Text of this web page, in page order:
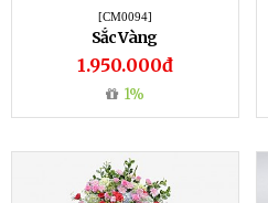
[CM0094]
Sắc Vàng
1.950.000đ
1%